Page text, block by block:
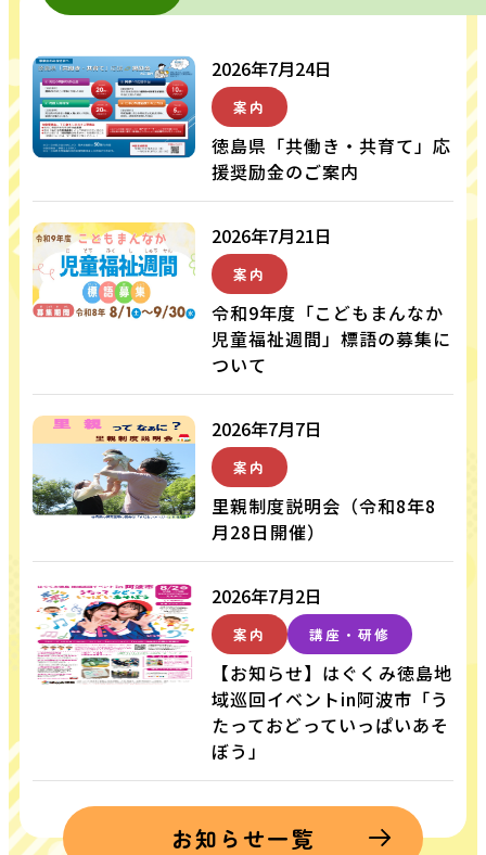
2026年7月24日
案内
徳島県「共働き・共育て」応
援奨励金のご案内
2026年7月21日
案内
令和9年度「こどもまんなか
児童福祉週間」標語の募集に
ついて
2026年7月7日
案内
里親制度説明会（令和8年8
月28日開催）
2026年7月2日
案内 講座・研修
【お知らせ】はぐくみ徳島地
域巡回イベントin阿波市「う
たっておどっていっぱいあそ
ぼう」
お知らせ一覧